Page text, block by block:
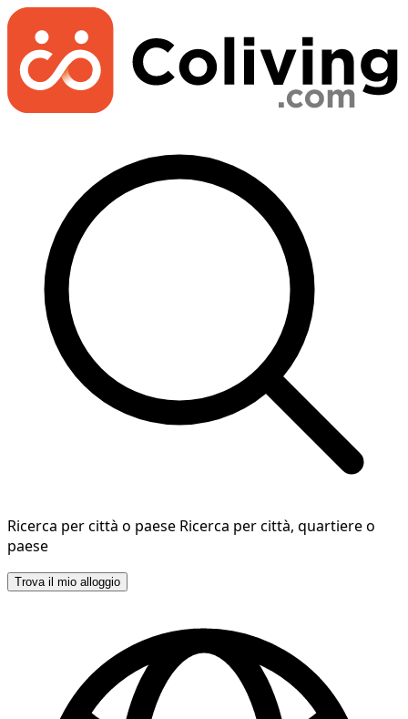
Ricerca per città o paese Ricerca per città, quartiere o
paese
Trova il mio alloggio